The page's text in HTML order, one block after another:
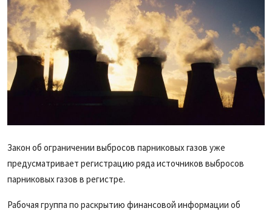
Закон об ограничении выбросов парниковых газов уже
предусматривает регистрацию ряда источников выбросов
парниковых газов в регистре.
Рабочая группа по раскрытию финансовой информации об